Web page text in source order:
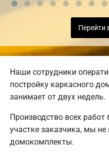
Перейти
Наши сотрудники
постройку каркасного
занимает от двух недель.
Производство всех работ
участке заказчика, мы
домокомплекты.